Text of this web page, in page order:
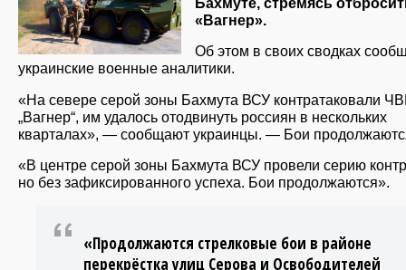
«Вагнер».
Об этом в своих сводках
украинские военные аналитики.
«На севере серой зоны Бахмута ВСУ контратаковали
„Вагнер“, им удалось отодвинуть россиян в нескольких
кварталах», — сообщают украинцы. — Бои
«В центре серой зоны Бахмута ВСУ провели серию
но без зафиксированного успеха. Бои продолжаются».
«Продолжаются стрелковые бои в районе
перекрёстка улиц Серова и Освободителей